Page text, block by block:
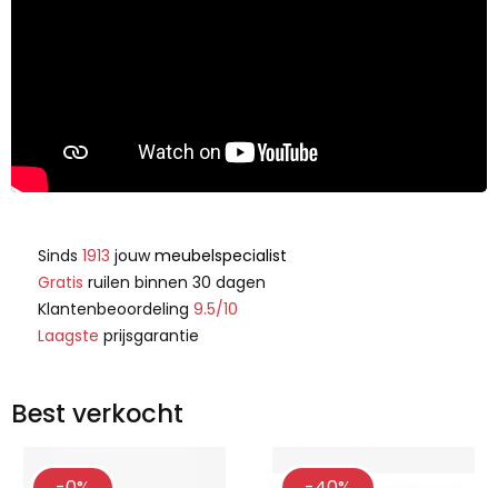
Sinds 1913 jouwmeubelspecialist
Gratis ruilen binnen 30 dagen
Klantenbeoordeling 9.5/10
Laagste prijsgarantie
Best verkocht